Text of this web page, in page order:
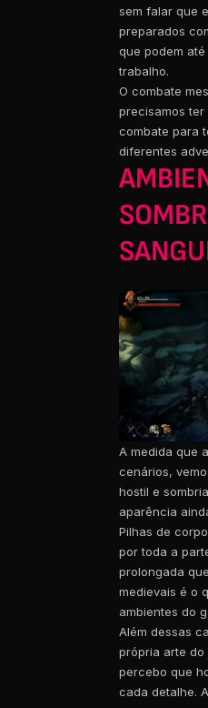
sem falar que
preparados
que podem
trabalho.
O combate
precisamos ter
combate para
diferentes
A medida que
cenários,
hostil e
aparência
Pilhas de
por toda a
prolongada
medievais é o
ambientes do
Além dessas
própria arte do
percebo que
cada detalhe.